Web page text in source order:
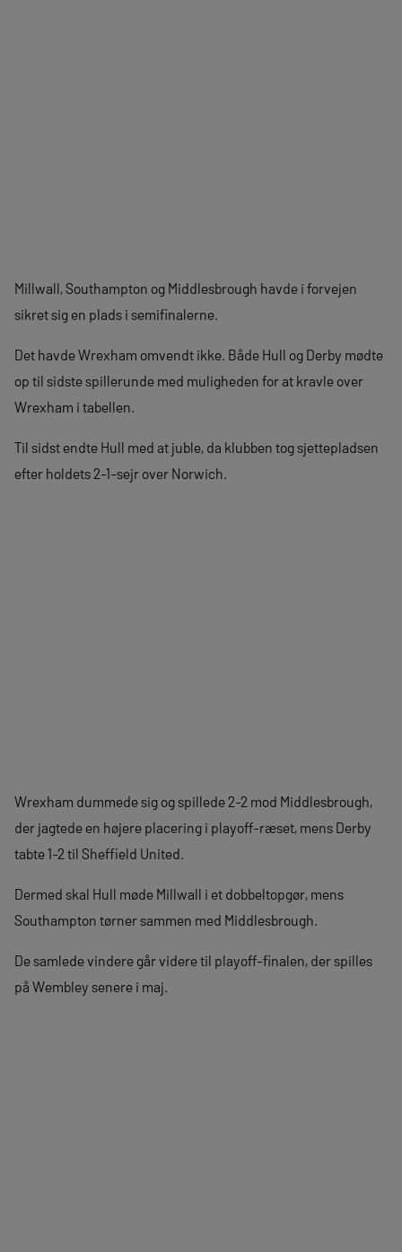
Millwall, Southampton og Middlesbrough havde i forvejen
sikret sig en plads i semifinalerne.
Det havde Wrexham omvendt ikke. Både Hull og Derby mødte
op til sidste spillerunde med muligheden for at kravle over
Wrexham i tabellen.
Til sidst endte Hull med at juble, da klubben tog sjettepladsen
efter holdets 2-1-sejr over Norwich.
Wrexham dummede sig og spillede 2-2 mod Middlesbrough,
der jagtede en højere placering i playoff-ræset, mens Derby
tabte 1-2 til Sheffield United.
Dermed skal Hull møde Millwall i et dobbeltopgør, mens
Southampton tørner sammen med Middlesbrough.
De samlede vindere går videre til playoff-finalen, der spilles
på Wembley senere i maj.